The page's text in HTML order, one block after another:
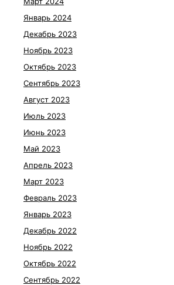
Январь 2024
Декабрь 2023
Ноябрь 2023
Октябрь 2023
Сентябрь 2023
Август 2023
Июль 2023
Июнь 2023
Май 2023
Апрель 2023
Март 2023
Февраль 2023
Январь 2023
Декабрь 2022
Ноябрь 2022
Октябрь 2022
Сентябрь 2022